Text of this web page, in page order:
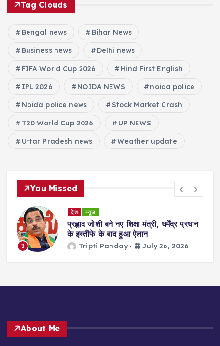
Tag Clouds
Bengal news Bihar News
Business news Delhi news
FIFA World Cup 2026 Hind First English
IPL 2026 NOIDA NEWS noida police
Noida police news Stock Market Crash
T20 World Cup 2026 UP NEWS
Uttar Pradesh news Weather update
You Missed
3
देश न्यूज
प्रह्लाद जोशी बने नए शिक्षा मंत्री, धर्मेंद्र प्रधान
के इस्तीफे के बाद हुआ ऐलान
Tripti Panday July 26, 2026
About Me